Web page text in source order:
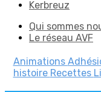
Kerbreuz
Qui sommes
Le réseau AVF
Animations
histoire Recettes